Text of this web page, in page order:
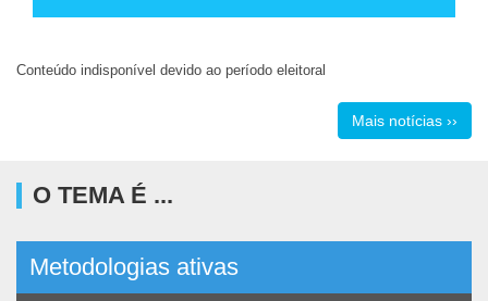
Conteúdo indisponível devido ao período eleitoral
Mais notícias ››
O TEMA É ...
Metodologias ativas